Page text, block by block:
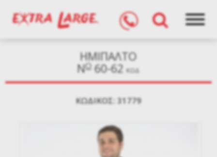
ΗΜΙΠΑΛΤΟ
NO60-62ΚΩΔ
KΩΔΙΚΌΣ: 31779